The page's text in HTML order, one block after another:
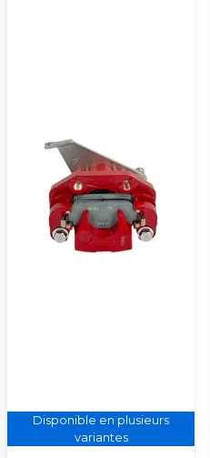
Disponible en plusieurs
variantes